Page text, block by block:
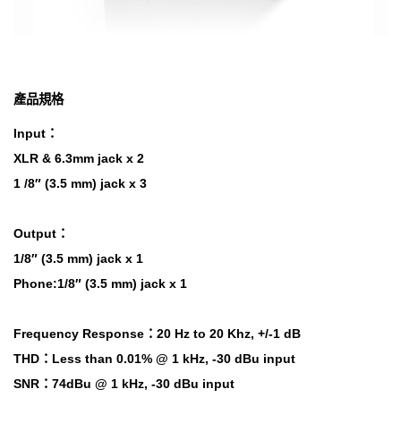
產品規格
Input：
XLR & 6.3mm jack x 2
1 /8″ (3.5 mm) jack x 3
Output：
1/8″ (3.5 mm) jack x 1
Phone:1/8″ (3.5 mm) jack x 1
Frequency Response：20 Hz to 20 Khz, +/-1 dB
THD：Less than 0.01% @ 1 kHz, -30 dBu input
SNR：74dBu @ 1 kHz, -30 dBu input